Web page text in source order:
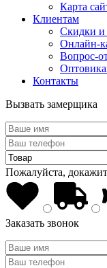
Карта
Клиентам
Скидки и
Онлайн-
Вопрос-
Контакты
Вызвать замерщика
Пожалуйста,
Заказать звонок